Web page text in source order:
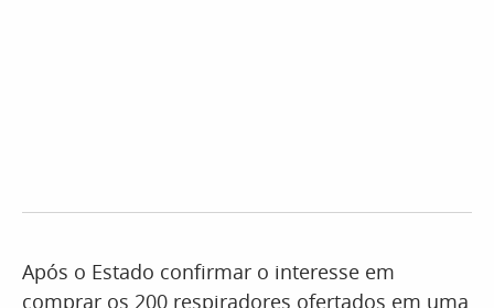
Após o Estado confirmar o interesse em
comprar os 200 respiradores ofertados em uma